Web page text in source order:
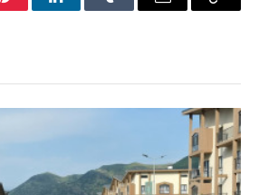
PinterestLinkedInTumblr Email
Copy